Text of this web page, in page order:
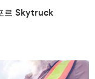
르 Skytruck